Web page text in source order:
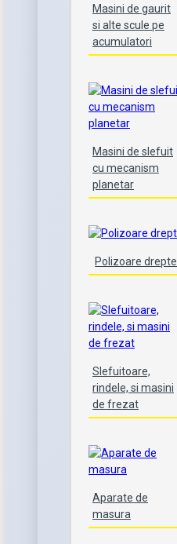
Masini de gaurit
si alte scule pe
acumulatori
Masini de slefuit
cu mecanism
planetar
Polizoare drepte
Slefuitoare,
rindele, si masini
de frezat
Aparate de
masura